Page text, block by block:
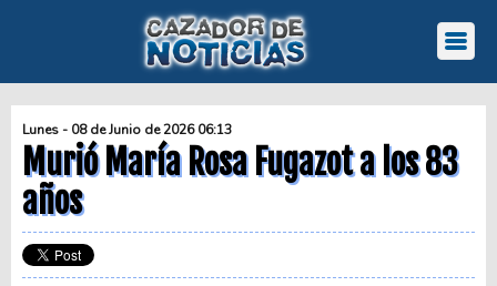
Lunes - 08 de Junio de 2026 06:13
Murió María Rosa Fugazot a los 83
años